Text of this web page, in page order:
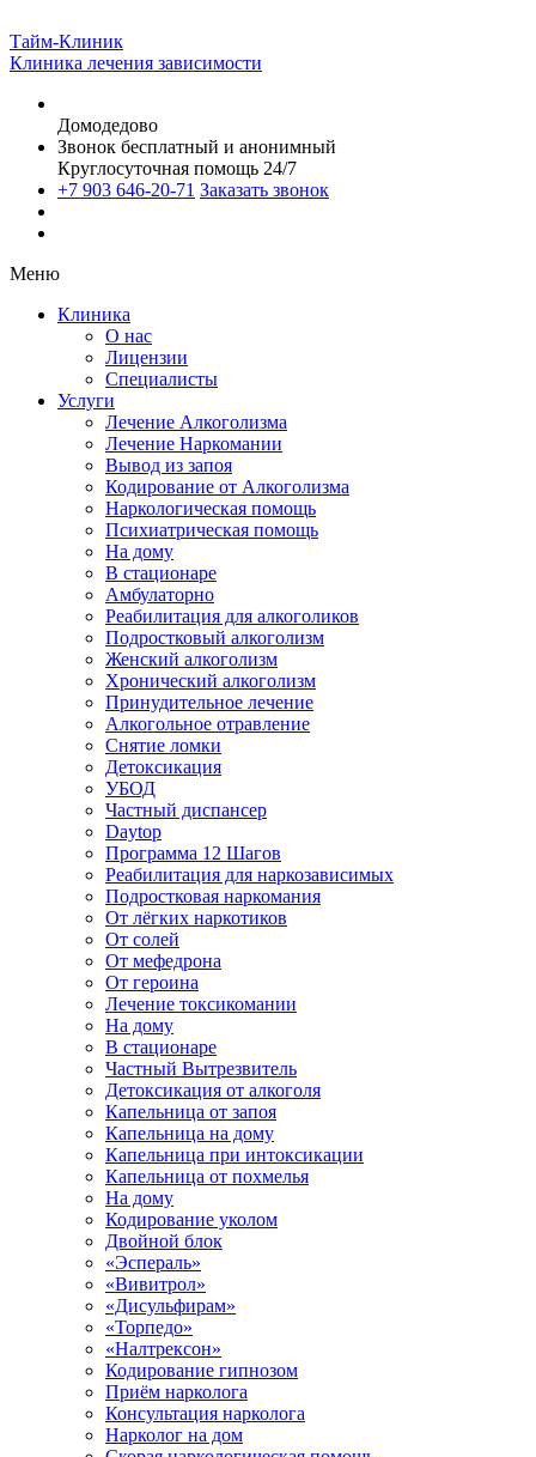
Тайм-Клиник
Клиника лечения зависимости
Домодедово
Звонок бесплатный и анонимный
Круглосуточная помощь 24/7
+7 903 646-20-71 Заказать звонок
Меню
Клиника
О нас
Лицензии
Специалисты
Услуги
Лечение Алкоголизма
Лечение Наркомании
Вывод из запоя
Кодирование от Алкоголизма
Наркологическая помощь
Психиатрическая помощь
На дому
В стационаре
Амбулаторно
Реабилитация для алкоголиков
Подростковый алкоголизм
Женский алкоголизм
Хронический алкоголизм
Принудительное лечение
Алкогольное отравление
Снятие ломки
Детоксикация
УБОД
Частный диспансер
Daytop
Программа 12 Шагов
Реабилитация для наркозависимых
Подростковая наркомания
От лёгких наркотиков
От солей
От мефедрона
От героина
Лечение токсикомании
На дому
В стационаре
Частный Вытрезвитель
Детоксикация от алкоголя
Капельница от запоя
Капельница на дому
Капельница при интоксикации
Капельница от похмелья
На дому
Кодирование уколом
Двойной блок
«Эспераль»
«Вивитрол»
«Дисульфирам»
«Торпедо»
«Налтрексон»
Кодирование гипнозом
Приём нарколога
Консультация нарколога
Нарколог на дом